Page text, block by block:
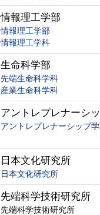
情報理工学部
情報理工学部
情報理工学科
生命科学部
先端生命科学科
産業生命科学科
アントレプレナーシ
アントレプレナーシップ
日本文化研究所
日本文化研究所
先端科学技術研究所
先端科学技術研究所